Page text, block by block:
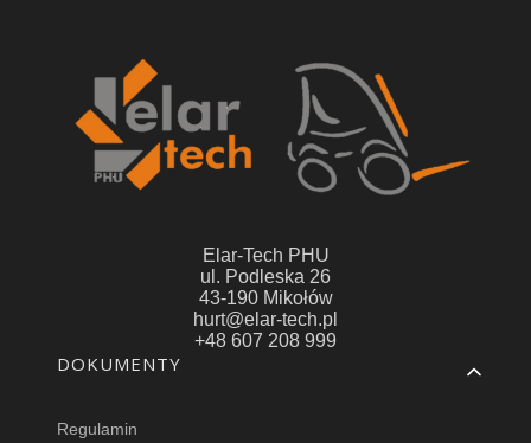
Elar-Tech PHU
ul. Podleska 26
43-190 Mikołów
hurt@elar-tech.pl
+48 607 208 999
Linki w stopce
DOKUMENTY
Regulamin